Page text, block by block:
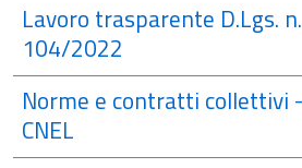
Lavoro trasparente D.Lgs. n.
104/2022
Norme e contratti collettivi
CNEL